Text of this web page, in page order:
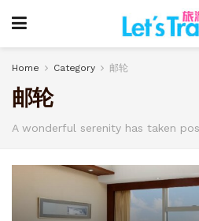
Home Category 邮轮
邮轮
A wonderful serenity has taken